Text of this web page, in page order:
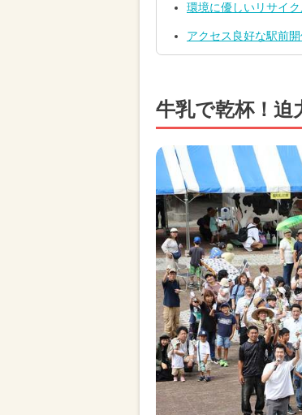
環境に優しいリサイ
アクセス良好な駅前
牛乳で乾杯！迫